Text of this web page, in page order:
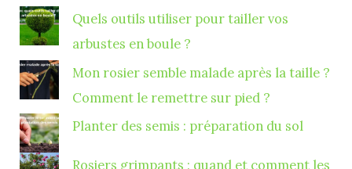
Quels outils utiliser pour tailler vos
arbustes en boule ?
Mon rosier semble malade après la taille ?
Comment le remettre sur pied ?
Planter des semis : préparation du sol
Rosiers grimpants : quand et comment les